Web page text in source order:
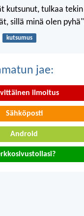
kutsunut, tulkaa
sillä minä olen
kutsumus
jae:
ilmoitus
Sähköposti
Android